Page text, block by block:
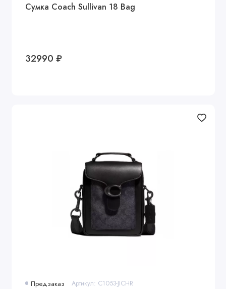
Сумка Coach Sullivan 18 Bag
32990 ₽
Предзаказ Артикул: C1053-JICHR